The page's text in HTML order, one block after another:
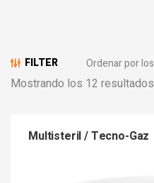
FILTER
Mostrando los 12 resultados
Multisteril / Tecno-Gaz